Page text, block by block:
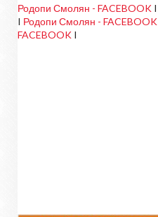
Родопи Смолян - FACEBOOK I
I Родопи Смолян - FACEBOOK
FACEBOOK I